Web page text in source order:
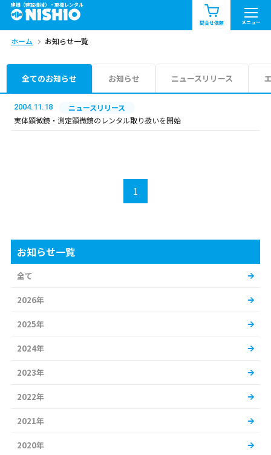
建機（建設機械）・重機レンタル
問合せ依頼 メニュー
商品一覧 お知らせ一覧
問合せ依頼リスト
エリア情報を見る
ホーム お知らせ一覧
全てのお知らせ お知らせ ニュースリリース
2004.11.18
ニュースリリース
実体顕微鏡・測定顕微鏡のレンタル取り扱いを開始
1
お知らせ一覧
全て
2026年
2025年
2024年
2023年
2022年
2021年
2020年